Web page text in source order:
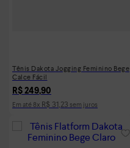
Tênis Dakota Jogging Feminino Bege
Calce Fácil
R$ 249,90
Em até 8x R$ 31,23 sem juros